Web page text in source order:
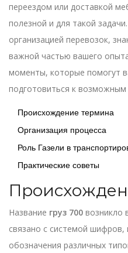
переездом или доставкой
полезной и для такой
организацией перевозок,
важной частью вашего
моменты, которые помогут
подготовиться к возможным
Происхождение термина
Организация процесса
Роль Газели в
Практические советы
Название груз 700 возникло
связано с системой шифров,
обозначения различных